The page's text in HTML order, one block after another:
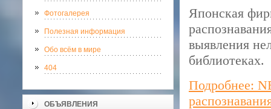
Фотогалерея
Полезная информация
Обо всём в мире
404
ОБЪЯВЛЕНИЯ
Японская
выявления
библиотеках.
Подробнее: